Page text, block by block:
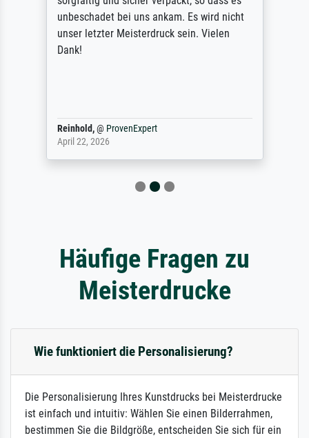
unbeschadet bei uns ankam. Es wird nicht
unser letzter Meisterdruck sein. Vielen
Dank!
Reinhold,@ ProvenExpert
April 22, 2026
Häufige Fragen zu
Meisterdrucke
Wie funktioniert die Personalisierung?
Die Personalisierung Ihres Kunstdrucks bei Meisterdrucke
ist einfach und intuitiv: Wählen Sie einen Bilderrahmen,
bestimmen Sie die Bildgröße, entscheiden Sie sich für ein